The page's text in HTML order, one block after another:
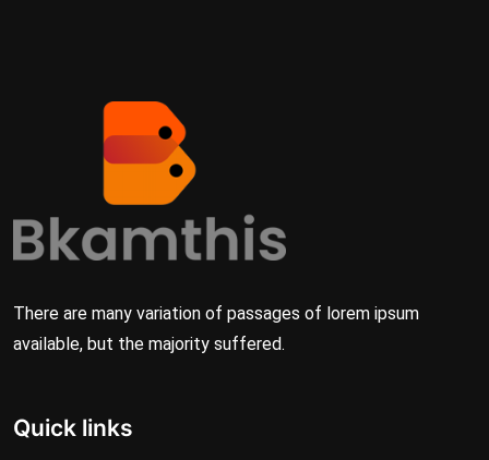
There are many variation of passages of lorem ipsum
available, but the majority suffered.
Quick links